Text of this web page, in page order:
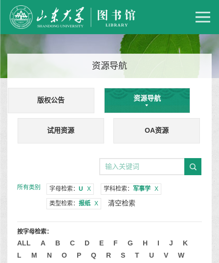
资源导航
版权公告 资源导航
试用资源 OA资源
所有类别 字母检索： U X 学科检索： 军事学 X
类型检索： 报纸 X 清空检索
按字母检索：
ALL A B C D E F G H I J
K
L
M N O P Q R S T U V
W